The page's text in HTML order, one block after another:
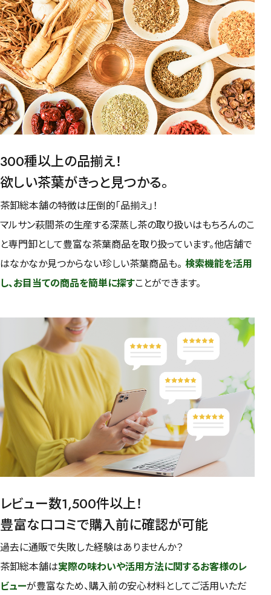
水出し お試しルイボスカモミール仙鶴草深蒸し茶業務用大容量
予算・価格で探す
〜 円
茶葉を選択
健康茶 ハーブティー 緑茶
中国茶
紅茶
容量を選択
検索
300種以上の品揃え！
欲しい茶葉がきっと見つかる。
茶卸総本舗の特徴は圧倒的「品揃え」！
マルサン萩間茶の生産する深蒸し茶の取り扱いはもちろんのこ
と専門卸として豊富な茶葉商品を取り扱っています。他店舗で
はなかなか見つからない珍しい茶葉商品も。 検索機能を活用
し、お目当ての商品を簡単に探すことができます。
レビュー数1,500件以上！
豊富な口コミで購入前に確認が可能
過去に通販で失敗した経験はありませんか？
茶卸総本舗は実際の味わいや活用方法に関するお客様のレ
ビューが豊富なため、購入前の安心材料としてご活用いただ